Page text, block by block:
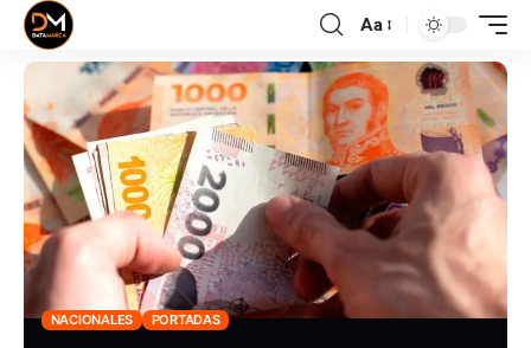
Aa
NACIONALES PORTADAS